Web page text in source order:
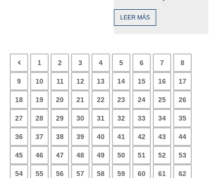
LEER MÁS
1 2 3 4 5 6 7 8
9 10 11 12 13 14 15 16 17
18 19 20 21 22 23 24 25 26
27 28 29 30 31 32 33 34 35
36 37 38 39 40 41 42 43 44
45 46 47 48 49 50 51 52 53
54 55 56 57 58 59 60 61 62